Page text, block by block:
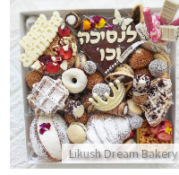
Likush Dream Bakery
מארז יום הולדת לנסיכה
התקשר/י